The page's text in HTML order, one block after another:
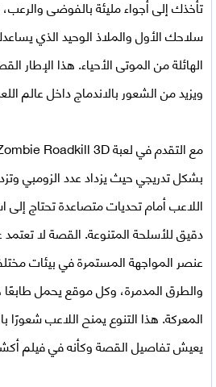
تأخذك إلى أجواء مليئة بالفوضى
سلاحك الأول والملاذ الوحيد الذي
الهائلة من الموتى الأحياء. هذا الإطار
ويزيد من الشعور بالاندماج داخل عالم
مع التقدم فيلعبة Zombie Roadkill 3D مهكرة
بشكل تدريجي حيث يزداد عدد الزومبي
اللاعب أمام تحديات متصاعدة تحتاج إلى
دقيق للأسلحة المتنوعة. القصة لا
عنصر المواجهة المستمرة في بيئات
والطرق المدمرة، وكل موقع يحمل
المعركة. هذا التنوع يمنح اللاعب شعورًا
يعيش تفاصيل القصة وكأنه في فيلم أكشن